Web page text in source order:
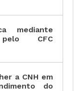
mediante
CFC
a CNH em
do